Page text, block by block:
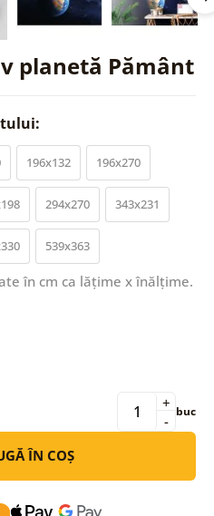
planetă Pământ
196x132 196x270
294x270 343x231
539x363
în cm ca lățime x înălțime.
-
+ buc
ÎN COȘ